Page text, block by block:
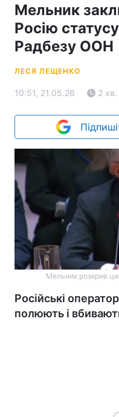
Мельник
Росію
Радбезу ООН
ЛЕСЯ ЛЕЩЕНКО
10:51, 21.05.26 2 хв.
Мельник розкрив
Російські
полюють і